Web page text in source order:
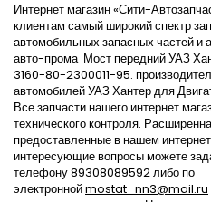
Интернет магазин «Сити-
клиентам самый широкий спектр
автомобильных запасных частей и
авто-прома Мост передний УАЗ
3160-80-2300011-95.
автомобилей УАЗ Хантер для
Все запчасти нашего интернет
технического контроля.
предоставленные в нашем
интересующие вопросы можете
телефону 89308089592 либо по
электроннойmostat_nn3@mail.ru